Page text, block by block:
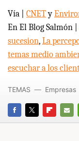
Vía | CNETy
En El Blog Salmón |
sucesion,La
temas medio
escuchar a los
FACEBOOK
TWITTERFLIPBOARD
E-
TEMAS Empresas